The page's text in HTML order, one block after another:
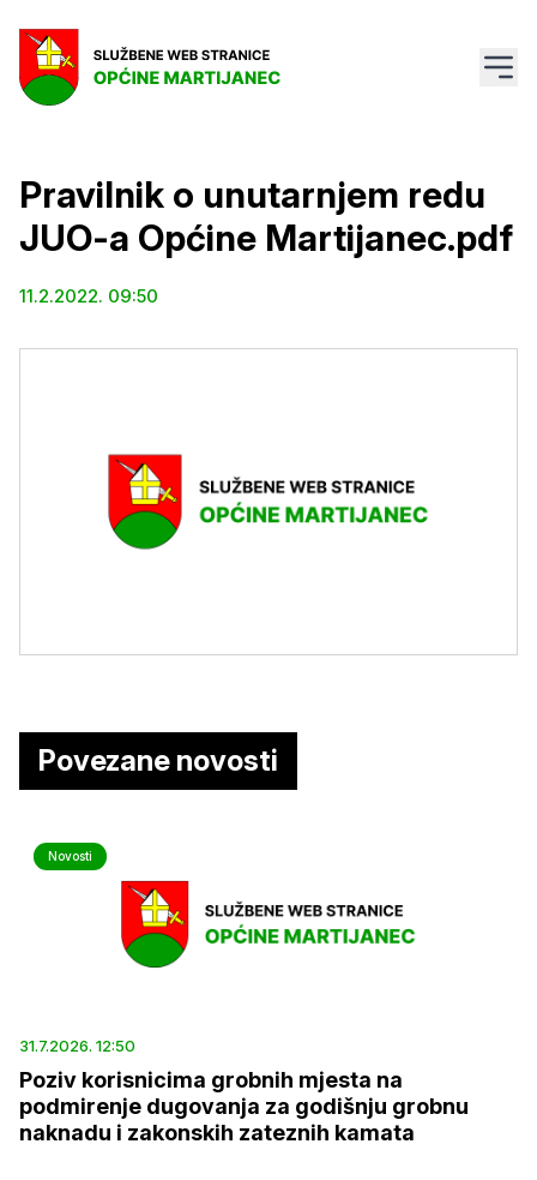
Pravilnik o unutarnjem redu
JUO-a Općine Martijanec.pdf
11.2.2022. 09:50
Povezane novosti
Novosti
31.7.2026. 12:50
Poziv korisnicima grobnih mjesta na
podmirenje dugovanja za godišnju grobnu
naknadu i zakonskih zateznih kamata